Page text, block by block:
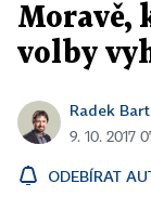
Moravě,
volby
Radek
9. 10. 2017
ODEBÍRAT